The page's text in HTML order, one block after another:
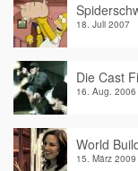
18. Juli 2007
Die Cast
16. Aug. 2006
World
15. März 2009